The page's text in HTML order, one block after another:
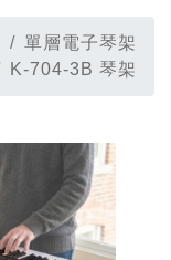
單層電子琴架
K-704-3B 琴架